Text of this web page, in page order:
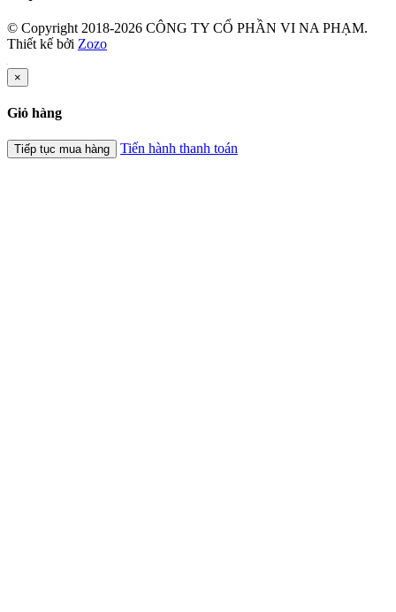
© Copyright 2018-2026 CÔNG TY CỔ PHẦN VI NA PHẠM.
Thiết kế bởi Zozo
×
Giỏ hàng
Tiếp tục mua hàng Tiến hành thanh toán